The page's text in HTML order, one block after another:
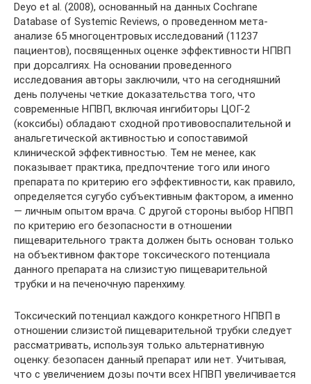
Deyo et al. (2008), основанный на данных Cochrane
Database of Systemic Reviews, о проведенном мета-
анализе 65 многоцентровых исследований (11237
пациентов), посвященных оценке эффективности НПВП
при дорсалгиях. На основании проведенного
исследования авторы заключили, что на сегодняшний
день получены четкие доказательства того, что
современные НПВП, включая ингибиторы ЦОГ-2
(коксибы) обладают сходной противовоспалительной и
анальгетической активностью и сопоставимой
клинической эффективностью. Тем не менее, как
показывает практика, предпочтение того или иного
препарата по критерию его эффективности, как правило,
определяется сугубо субъективным фактором, а именно
— личным опытом врача. С другой стороны выбор НПВП
по критерию его безопасности в отношении
пищеварительного тракта должен быть основан только
на объективном факторе токсического потенциала
данного препарата на слизистую пищеварительной
трубки и на печеночную паренхиму.
Токсический потенциал каждого конкретного НПВП в
отношении слизистой пищеварительной трубки следует
рассматривать, используя только альтернативную
оценку: безопасен данный препарат или нет. Учитывая,
что с увеличением дозы почти всех НПВП увеличивается